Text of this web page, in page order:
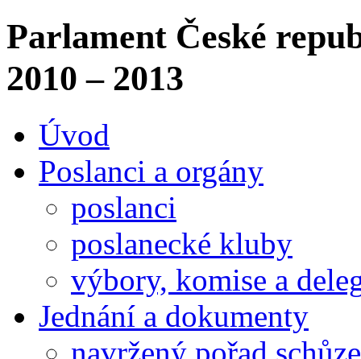
Parlament České
2010 – 2013
Úvod
Poslanci a orgány
poslanci
poslanecké kluby
výbory, komise a
Jednání a dokumenty
navržený pořad schůze